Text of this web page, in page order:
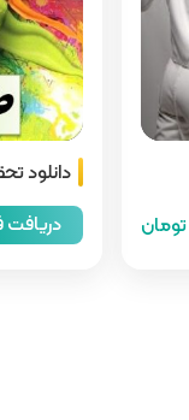
دانلود
دریافت